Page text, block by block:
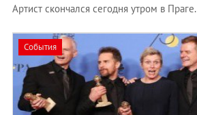
Артист скончался сегодня утром в Праге.
События